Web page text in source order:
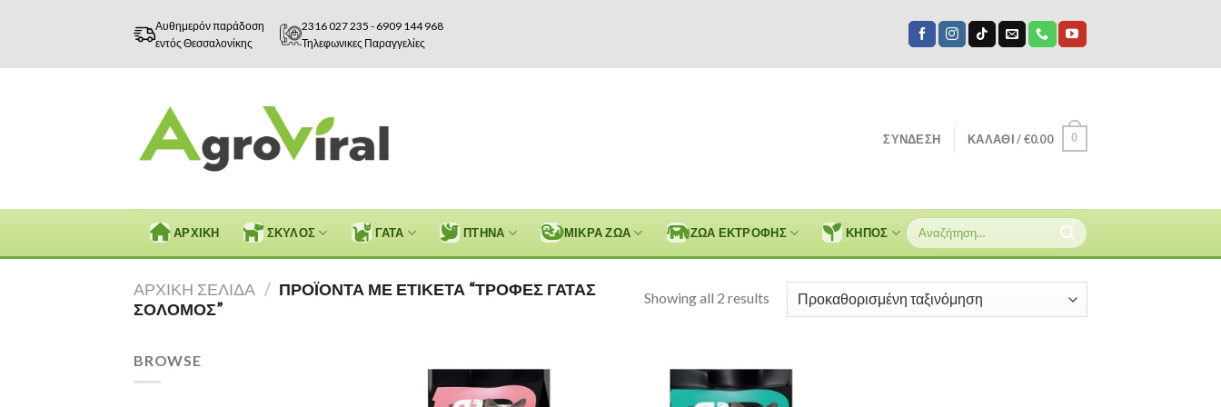
Αυθημερόν παράδοση
εντός Θεσσαλονίκης
2316 027 235 - 6909 144 968
Τηλεφωνικες Παραγγελίες
ΣΎΝΔΕΣΗ ΚΑΛΆΘΙ /€0.00 0
ΑΡΧΙΚΗ ΣΚΥΛΟΣ ΓΑΤΑ ΠΤΗΝΑ ΜΙΚΡΑ ΖΩΑ ΖΩΑ ΕΚΤΡΟΦΗΣ ΚΗΠΟΣ
Αναζήτηση
για:
ΑΡΧΙΚΉ ΣΕΛΊΔΑ / ΠΡΟΪΌΝΤΑ ΜΕ ΕΤΙΚΈΤΑ “ΤΡΟΦΈΣ ΓΆΤΑΣ
ΣΟΛΟΜΌΣ”
Showing all 2 results
BROWSE